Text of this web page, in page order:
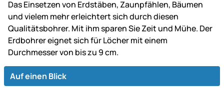
Das Einsetzen von Erdstäben, Zaunpfählen, Bäumen
und vielem mehr erleichtert sich durch diesen
Qualitätsbohrer. Mit ihm sparen Sie Zeit und Mühe. Der
Erdbohrer eignet sich für Löcher mit einem
Durchmesser von bis zu 9 cm.
Auf einen Blick